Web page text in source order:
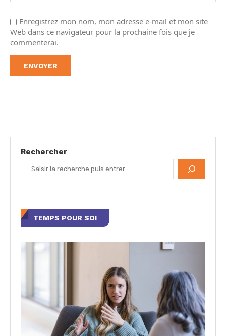
Enregistrez mon nom, mon adresse e-mail et mon site
Web dans ce navigateur pour la prochaine fois que je
commenterai.
Rechercher
TEMPS POUR SOI